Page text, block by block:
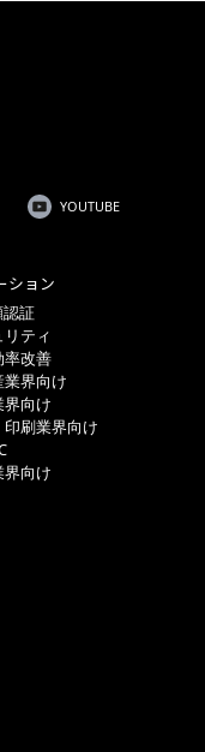
YOUTUBE
ション
証
ティ
率改善
業界向け
向け
印刷業界向け
向け